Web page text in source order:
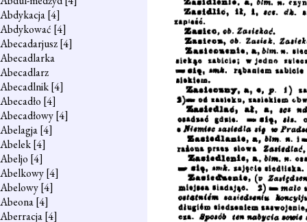
Abdykacja[4]
Abdykować [4]
Abecadarjusz[4]
Abecadlarka
Abecadlarz
Abecadlnik[4]
Abecadło [4]
Abecadłowy[4]
Abelagja[4]
Abelek[4]
Abeljo [4]
Abelkowy[4]
Abelowy[4]
Abeona[4]
Aberracja[4]